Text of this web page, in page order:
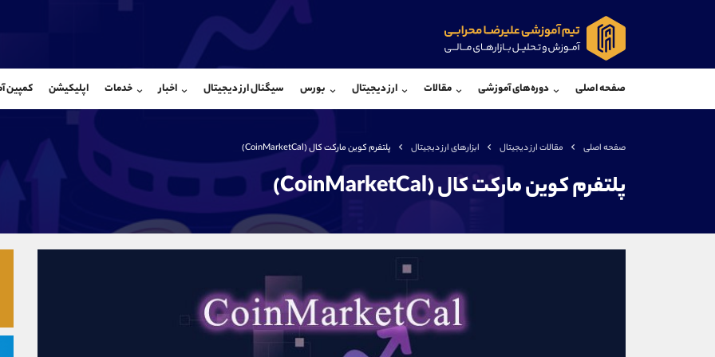
صفحه اصلی دوره‌های آموزشی مقالات ارز دیجیتال بورس سیگنال ارز دیجیتال اخبار خدمات اپلیکیشن کمپین
صفحه اصلی مقالات ارز دیجیتال ابزارهای ارز دیجیتال پلتفرم کوین مارکت کال (CoinMarketCal)
پلتفرم کوین مارکت کال (CoinMarketCal)
@Armteam_admin_104
@Armteam_admin_33
118 داخلی
تلفن